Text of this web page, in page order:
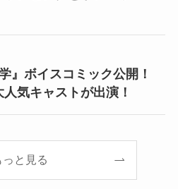
』ボイスコミック公開！
気キャストが出演！
っと見る